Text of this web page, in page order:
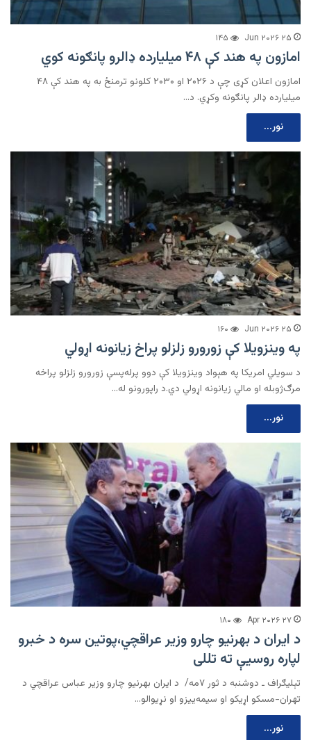
۲۵ Jun ۲۰۲۶ ۱۴۵
امازون په هند کې ۴۸ میلیارده ډالرو پانګونه کوي
امازون اعلان کړی چې د ۲۰۲۶ او ۲۰۳۰ کلونو ترمنځ به په هند کې ۴۸
میلیارده ډالر پانګونه وکړي. د…
نور...
۲۵ Jun ۲۰۲۶ ۱۶۰
په وینزویلا کې زورورو زلزلو پراخ زیانونه اړولي
د سویلي امریکا په هېواد وینزویلا کې دوو پرله‌پسې زورورو زلزلو پراخه
مرګ‌ژوبله او مالي زیانونه اړولي دي.د راپورونو له…
نور...
۲۷ Apr ۲۰۲۶ ۱۸۰
د ایران د بهرنیو چارو وزیر عراقچي،پوتین سره د خبرو
لپاره روسیې ته تللی
تېلیګراف ـ دوشنبه د ثور ۷مه/ د ایران بهرنیو چارو وزیر عباس عراقچي د
تهران-مسکو اړیکو او سیمه‌ییزو او نړیوالو…
نور...